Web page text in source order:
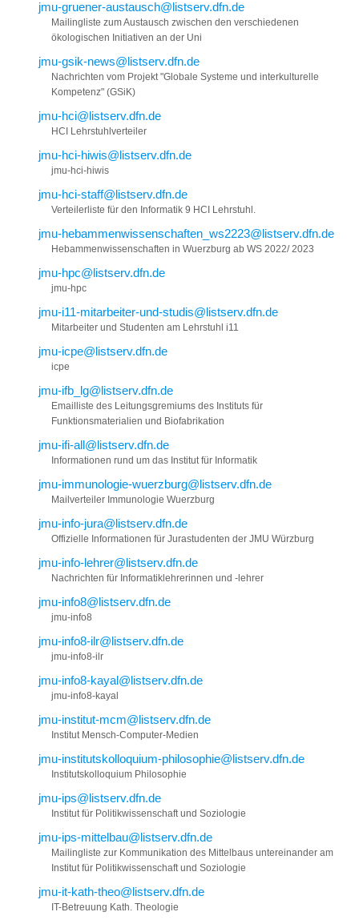
jmu-gruener-austausch@listserv.dfn.de
Mailingliste zum Austausch zwischen den verschiedenen
ökologischen Initiativen an der Uni
jmu-gsik-news@listserv.dfn.de
Nachrichten vom Projekt "Globale Systeme und interkulturelle
Kompetenz" (GSiK)
jmu-hci@listserv.dfn.de
HCI Lehrstuhlverteiler
jmu-hci-hiwis@listserv.dfn.de
jmu-hci-hiwis
jmu-hci-staff@listserv.dfn.de
Verteilerliste für den Informatik 9 HCI Lehrstuhl.
jmu-hebammenwissenschaften_ws2223@listserv.dfn.de
Hebammenwissenschaften in Wuerzburg ab WS 2022/ 2023
jmu-hpc@listserv.dfn.de
jmu-hpc
jmu-i11-mitarbeiter-und-studis@listserv.dfn.de
Mitarbeiter und Studenten am Lehrstuhl i11
jmu-icpe@listserv.dfn.de
icpe
jmu-ifb_lg@listserv.dfn.de
Emailliste des Leitungsgremiums des Instituts für
Funktionsmaterialien und Biofabrikation
jmu-ifi-all@listserv.dfn.de
Informationen rund um das Institut für Informatik
jmu-immunologie-wuerzburg@listserv.dfn.de
Mailverteiler Immunologie Wuerzburg
jmu-info-jura@listserv.dfn.de
Offizielle Informationen für Jurastudenten der JMU Würzburg
jmu-info-lehrer@listserv.dfn.de
Nachrichten für Informatiklehrerinnen und -lehrer
jmu-info8@listserv.dfn.de
jmu-info8
jmu-info8-ilr@listserv.dfn.de
jmu-info8-ilr
jmu-info8-kayal@listserv.dfn.de
jmu-info8-kayal
jmu-institut-mcm@listserv.dfn.de
Institut Mensch-Computer-Medien
jmu-institutskolloquium-philosophie@listserv.dfn.de
Institutskolloquium Philosophie
jmu-ips@listserv.dfn.de
Institut für Politikwissenschaft und Soziologie
jmu-ips-mittelbau@listserv.dfn.de
Mailingliste zur Kommunikation des Mittelbaus untereinander am
Institut für Politikwissenschaft und Soziologie
jmu-it-kath-theo@listserv.dfn.de
IT-Betreuung Kath. Theologie